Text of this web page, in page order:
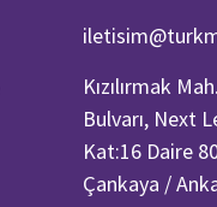
Kızılırmak
Bulvarı, Next
Kat:16 Daire
Çankaya /